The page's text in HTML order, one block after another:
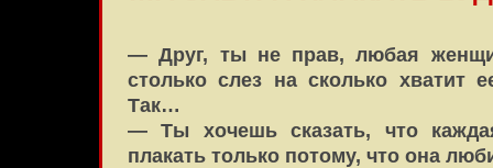
— Друг, ты не прав, любая
столько слез на сколько хватит
Так…
— Ты хочешь сказать, что
плакать только потому, что она